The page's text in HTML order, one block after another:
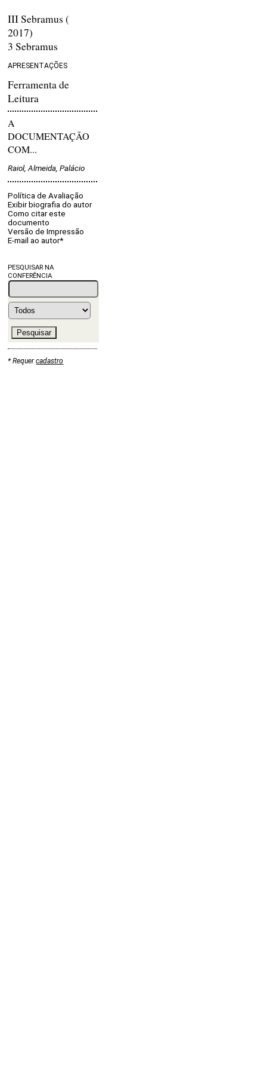
III Sebramus (
2017)
3 Sebramus
APRESENTAÇÕES
Ferramenta de
Leitura
A
DOCUMENTAÇÃO
COM...
Raiol, Almeida, Palácio
Política de Avaliação
Exibir biografia do autor
Como citar este
documento
Versão de Impressão
E-mail ao autor*
PESQUISAR NA
CONFERÊNCIA
* Requercadastro